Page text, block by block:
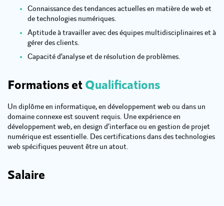
Connaissance des tendances actuelles en matière de web et
de technologies numériques.
Aptitude à travailler avec des équipes multidisciplinaires et à
gérer des clients.
Capacité d’analyse et de résolution de problèmes.
Formations et Qualifications
Un diplôme en informatique, en développement web ou dans un
domaine connexe est souvent requis. Une expérience en
développement web, en design d’interface ou en gestion de projet
numérique est essentielle. Des certifications dans des technologies
web spécifiques peuvent être un atout.
Salaire